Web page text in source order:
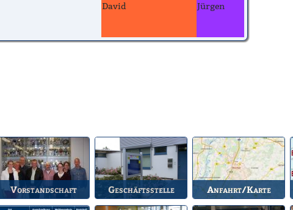
David
Jürgen
Vorstandschaft
Unsere amtierende
Geschäftsstelle
Anlaufstelle für alle
Anfahrt/Karte
So können Sie uns